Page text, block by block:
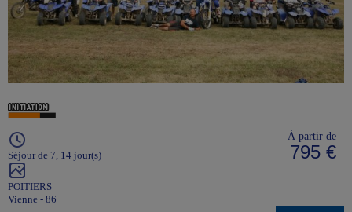
Séjour de 7, 14 jour(s)
POITIERS
Vienne - 86
À partir de
795 €